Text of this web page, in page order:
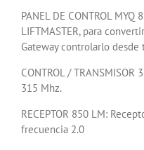
PANEL DE CONTROL
LIFTMASTER, para
Gateway controlarlo desde
CONTROL /
315 Mhz.
RECEPTOR 850 LM:
frecuencia 2.0